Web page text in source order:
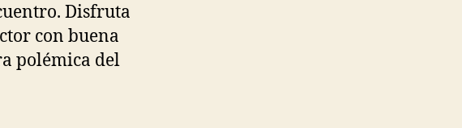
Disfruta
con buena
polémica del